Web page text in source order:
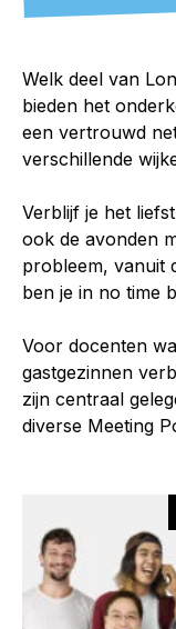
Welk deel van
bieden het
een vertrouwd
verschillende
Verblijf je het
ook de avonden
probleem, vanuit
ben je in no time
Voor docenten
gastgezinnen
zijn centraal
diverse Meeting